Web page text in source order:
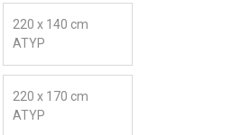
220 x 140 cm
ATYP
220 x 170 cm
ATYP